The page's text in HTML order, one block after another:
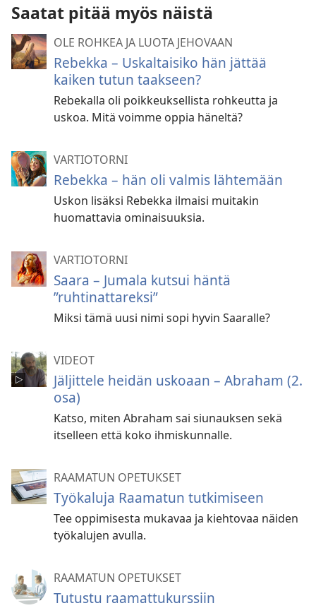
Saatat pitää myös näistä
OLE ROHKEA JA LUOTA JEHOVAAN
Rebekka – Uskaltaisiko hän jättää
kaiken tutun taakseen?
Rebekalla oli poikkeuksellista rohkeutta ja
uskoa. Mitä voimme oppia häneltä?
VARTIOTORNI
Rebekka – hän oli valmis lähtemään
Uskon lisäksi Rebekka ilmaisi muitakin
huomattavia ominaisuuksia.
VARTIOTORNI
Saara – Jumala kutsui häntä
”ruhtinattareksi”
Miksi tämä uusi nimi sopi hyvin Saaralle?
VIDEOT
Jäljittele heidän uskoaan – Abraham (2.
osa)
Katso, miten Abraham sai siunauksen sekä
itselleen että koko ihmiskunnalle.
RAAMATUN OPETUKSET
Työkaluja Raamatun tutkimiseen
Tee oppimisesta mukavaa ja kiehtovaa näiden
työkalujen avulla.
RAAMATUN OPETUKSET
Tutustu raamattukurssiin